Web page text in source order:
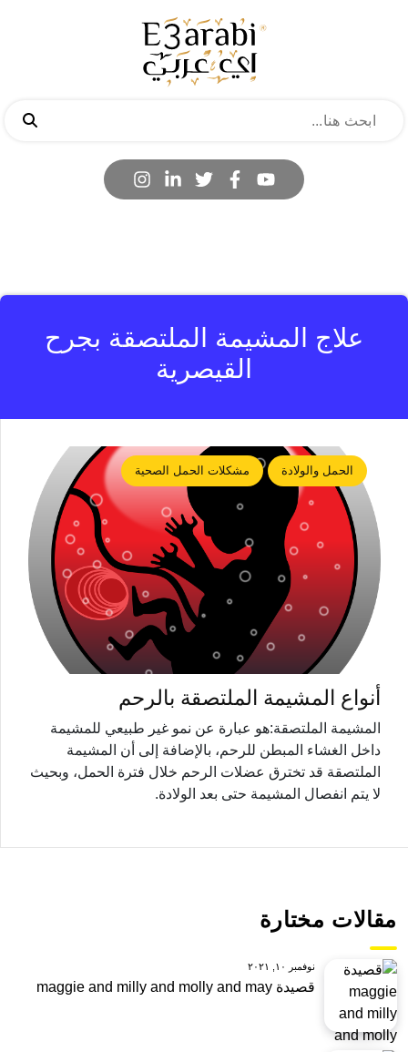
علاج المشيمة الملتصقة بجرح
القيصرية
الحمل والولادة مشكلات الحمل الصحية
أنواع المشيمة الملتصقة بالرحم
المشيمة الملتصقة:هو عبارة عن نمو غير طبيعي للمشيمة
داخل الغشاء المبطن للرحم، بالإضافة إلى أن المشيمة
الملتصقة قد تخترق عضلات الرحم خلال فترة الحمل، وبحيث
لا يتم انفصال المشيمة حتى بعد الولادة.
مقالات مختارة
نوفمبر ١٠, ٢٠٢١
قصيدة maggie and milly and molly and may